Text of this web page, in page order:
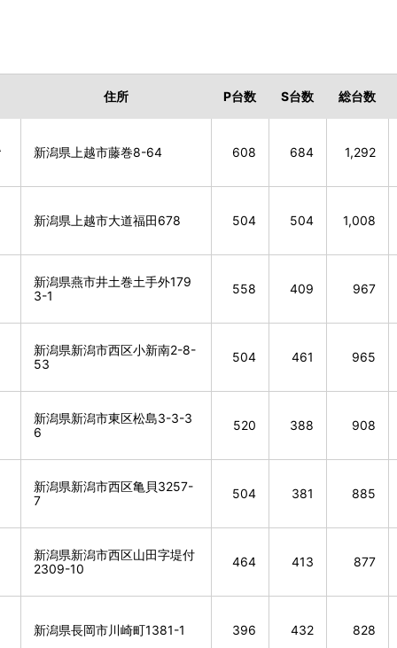
住所 P台数 S台数 総台数
新潟県上越市藤巻8-64 608 684 1,292
新潟県上越市大道福田678 504 504 1,008
新潟県燕市井土巻土手外179
3-1
558 409 967
新潟県新潟市西区小新南2-8-
53
504 461 965
新潟県新潟市東区松島3-3-3
6
520 388 908
新潟県新潟市西区亀貝3257-
7
504 381 885
新潟県新潟市西区山田字堤付
2309-10
464 413 877
新潟県長岡市川崎町1381-1 396 432 828